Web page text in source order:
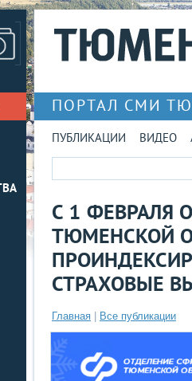
ПОРТАЛ СМИ
ПУБЛИКАЦИИ ВИДЕО
С 1 ФЕВРАЛЯ
ТЮМЕНСКОЙ
СТРАХОВЫЕ
Главная Все публикации